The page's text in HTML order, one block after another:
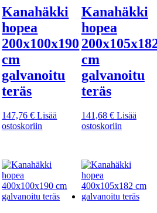
Kanahäkki
hopea
200x100x190
cm
galvanoitu
teräs
147,76€ Lisää
ostoskoriin
Kanahäkki
hopea
cm
galvanoitu
teräs
141,68 € Lisää
ostoskoriin